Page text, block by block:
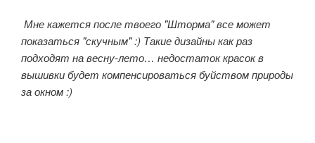
Мне кажется после твоего "Шторма" все может
показаться "скучным" :) Такие дизайны как раз
подходят на весну-лето… недостаток красок в
вышивки будет компенсироваться буйством природы
за окном :)